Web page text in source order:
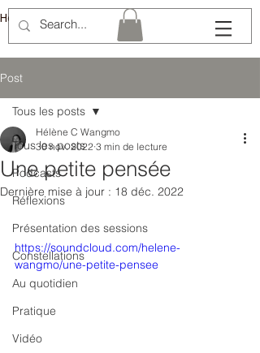
Hélène Lémery
Post
Tous les posts
Podcasts
Réflexions
Présentation des sessions
Constellations
Au quotidien
Pratique
Vidéo
Tous les posts
Une petite pensée
Hélène C Wangmo
30 nov. 2022 3 min de lecture
Dernière mise à jour : 18 déc. 2022
https://soundcloud.com/helene-
wangmo/une-petite-pensee